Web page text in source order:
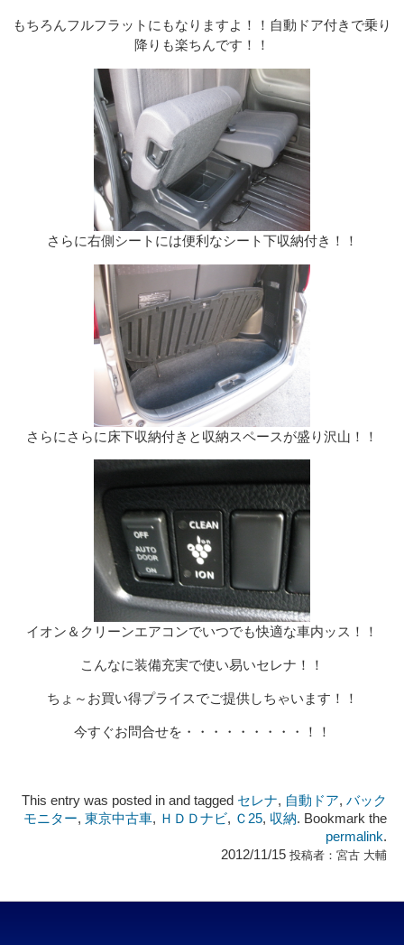
もちろんフルフラットにもなりますよ！！自動ドア付きで乗り
降りも楽ちんです！！
さらに右側シートには便利なシート下収納付き！！
さらにさらに床下収納付きと収納スペースが盛り沢山！！
イオン＆クリーンエアコンでいつでも快適な車内ッス！！
こんなに装備充実で使い易いセレナ！！
ちょ～お買い得プライスでご提供しちゃいます！！
今すぐお問合せを・・・・・・・・・！！
This entry was posted in and tagged セレナ, 自動ドア,バック
モニター,東京中古車, ＨＤＤナビ, Ｃ25, 収納. Bookmark the
permalink.
2012/11/15 投稿者：宮古 大輔